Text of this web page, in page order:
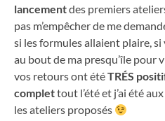
lancementdes premiers
pas m’empêcher de me
si les formules allaient plaire,
au bout de ma presqu’île
vos retours ont étéTRÉS
complettout l’été et j’ai été
les ateliers proposés